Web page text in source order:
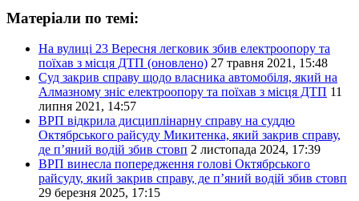
Матеріали по темі:
На вулиці 23 Вересня легковик збив електроопору та
поїхав з місця ДТП (оновлено) 27 травня 2021, 15:48
Суд закрив справу щодо власника автомобіля, який на
Алмазному зніс електроопору та поїхав з місця ДТП 11
липня 2021, 14:57
ВРП відкрила дисциплінарну справу на суддю
Октябрського райсуду Микитенка, який закрив справу,
де п’яний водій збив стовп 2 листопада 2024, 17:39
ВРП винесла попередження голові Октябрського
райсуду, який закрив справу, де п’яний водій збив стовп
29 березня 2025, 17:15